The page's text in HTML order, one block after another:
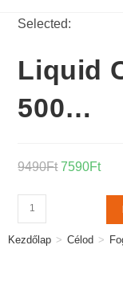
Selected:
Liquid
500…
9490Ft 7590Ft
Kezdőlap > Célod >